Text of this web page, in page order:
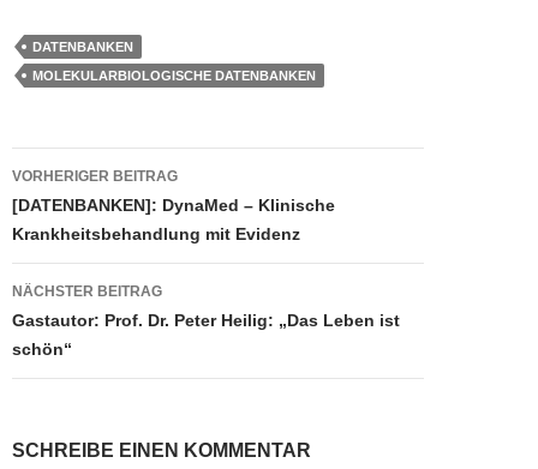
c
e
o
o
k
st
o
o
n
n
DATENBANKEN
MOLEKULARBIOLOGISCHE DATENBANKEN
Beitragsnavigation
VORHERIGER BEITRAG
[DATENBANKEN]: DynaMed – Klinische
Krankheitsbehandlung mit Evidenz
NÄCHSTER BEITRAG
Gastautor: Prof. Dr. Peter Heilig: „Das Leben ist
schön“
SCHREIBE EINEN KOMMENTAR